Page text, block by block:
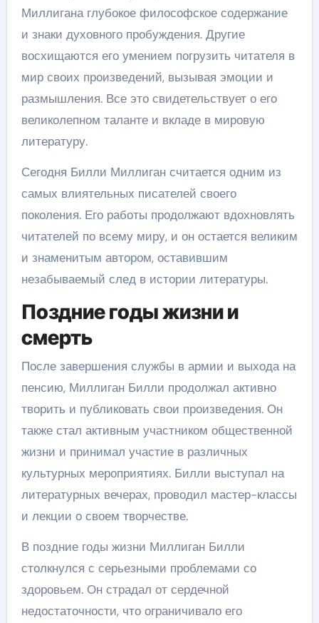
Миллигана глубокое философское содержание
и знаки духовного пробуждения. Другие
восхищаются его умением погрузить читателя в
мир своих произведений, вызывая эмоции и
размышления. Все это свидетельствует о его
великолепном таланте и вкладе в мировую
литературу.
Сегодня Билли Миллиган считается одним из
самых влиятельных писателей своего
поколения. Его работы продолжают вдохновлять
читателей по всему миру, и он остается великим
и знаменитым автором, оставившим
незабываемый след в истории литературы.
Поздние годы жизни и
смерть
После завершения службы в армии и выхода на
пенсию, Миллиган Билли продолжал активно
творить и публиковать свои произведения. Он
также стал активным участником общественной
жизни и принимал участие в различных
культурных мероприятиях. Билли выступал на
литературных вечерах, проводил мастер-классы
и лекции о своем творчестве.
В поздние годы жизни Миллиган Билли
столкнулся с серьезными проблемами со
здоровьем. Он страдал от сердечной
недостаточности, что ограничивало его